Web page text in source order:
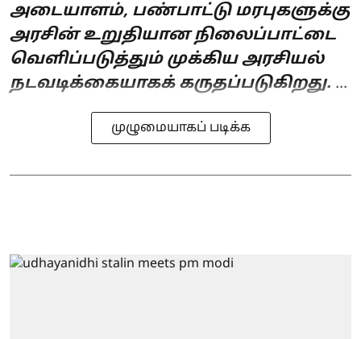
அடையாளம், பண்பாட்டு மரபுகளுக்கு
அரசின் உறுதியான நிலைப்பாட்டை
வெளிப்படுத்தும் முக்கிய அரசியல்
நடவடிக்கையாகக் கருதப்படுகிறது. ...
முழுமையாகப் படிக்க